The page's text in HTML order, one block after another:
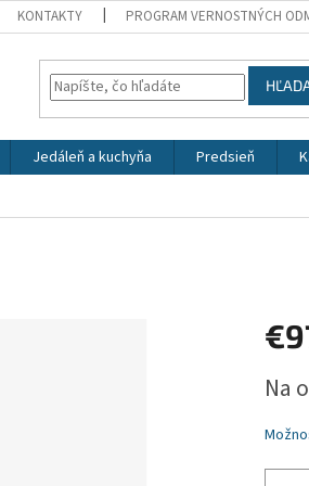
KONTAKTY PROGRAM VERNOSTNÝCH
Jedáleň a kuchyňa Predsieň
cena:
Na